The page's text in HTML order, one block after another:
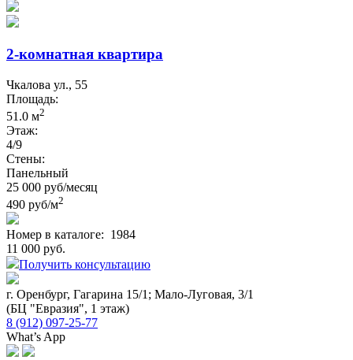
2-комнатная квартира
Чкалова ул., 55
Площадь:
51.0 м2
Этаж:
4/9
Стены:
Панельный
25 000 руб/месяц
490 руб/м2
Номер в каталоге: 1984
11 000 руб.
Получить консультацию
г. Оренбург, Гагарина 15/1; Мало-Луговая, 3/1
(БЦ "Евразия", 1 этаж)
8 (912) 097-25-77
What’s App